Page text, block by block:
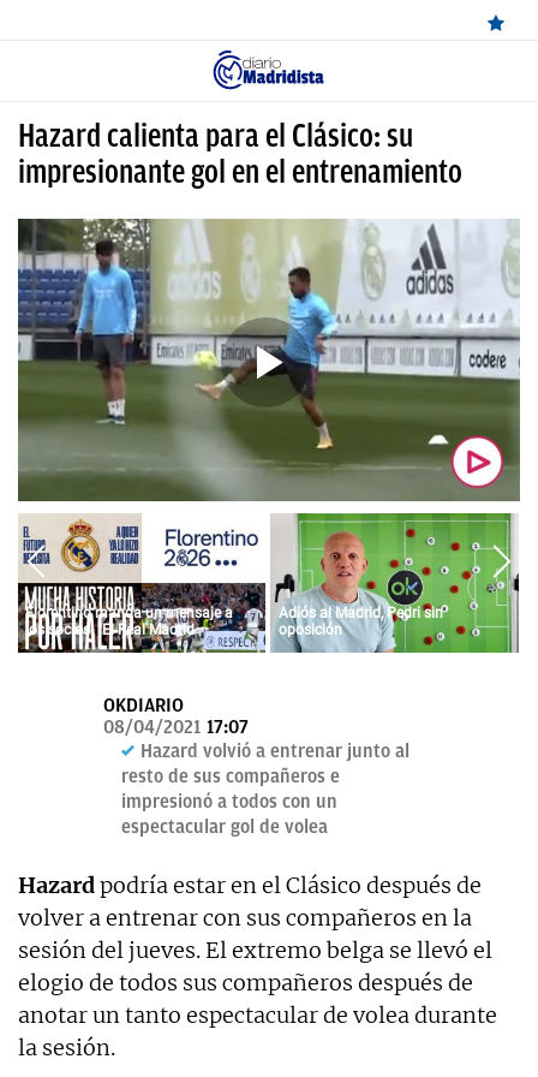
ÚLTIMAS
NOTICIAS
MADRID
BALONCESTO
CANTERA
DIRECTO
FEMENINO
PAPARAZZI
OKDIARIO
Hazard calienta para el Clásico: su
impresionante gol en el entrenamiento
Florentino manda un mensaje a
los socios: "El Real Madrid
siempre fue vuestro y siempre lo
Adiós al Madrid, Pedri sin
oposición
OKDIARIO
08/04/2021 17:07
Hazard volvió a entrenar junto al
resto de sus compañeros e
impresionó a todos con un
espectacular gol de volea
Hazardpodría estar en el Clásico después de
volver a entrenar con sus compañeros en la
sesión del jueves. El extremo belga se llevó el
elogio de todos sus compañeros después de
anotar un tanto espectacular de volea durante
la sesión.